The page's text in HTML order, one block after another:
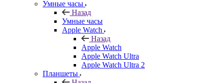
Умные часы
Назад
Умные часы
Apple Watch
Назад
Apple Watch
Apple Watch Ultra
Apple Watch Ultra 2
Планшеты